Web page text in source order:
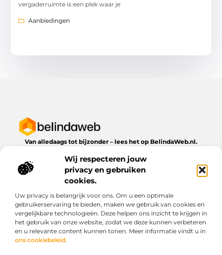
Wij respecteren jouw
privacy en gebruiken
cookies.
Uw privacy is belangrijk voor ons. Om u een optimale
gebruikerservaring te bieden, maken we gebruik van cookies en
vergelijkbare technologieën. Deze helpen ons inzicht te krijgen in
het gebruik van onze website, zodat we deze kunnen verbeteren
en u relevante content kunnen tonen. Meer informatie vindt u in
ons cookiebeleid.
vergaderruimte is een plek waar je
Aanbiedingen
Van alledaags tot bijzonder – lees het op BelindaWeb.nl.
dagelijks leven te bieden heeft.
Bericht categorie
Onze informatie